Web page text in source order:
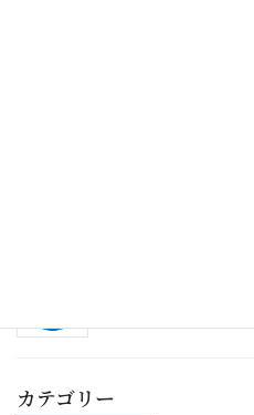
カテゴリー